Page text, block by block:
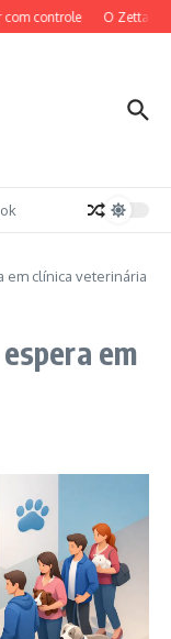
controle O ZettaPet
em clínica veterinária
em